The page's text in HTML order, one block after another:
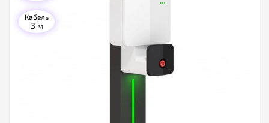
Кабель
3 м